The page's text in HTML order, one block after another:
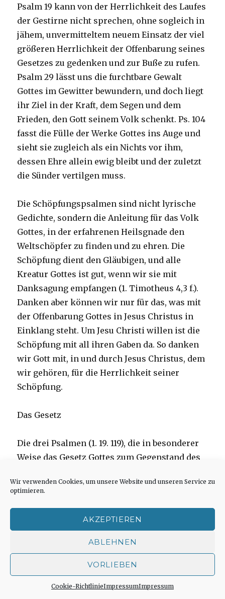
Wir verwenden Cookies, um unsere Website und unseren Service zu
optimieren.
AKZEPTIEREN
ABLEHNEN
VORLIEBEN
Cookie-RichtlinieImpressumImpressum
Psalm 19 kann von der Herrlichkeit des Laufes
der Gestirne nicht sprechen, ohne sogleich in
jähem, unvermitteltem neuem Einsatz der viel
größeren Herrlichkeit der Offenbarung seines
Gesetzes zu gedenken und zur Buße zu rufen.
Psalm 29 lässt uns die furchtbare Gewalt
Gottes im Gewitter bewundern, und doch liegt
ihr Ziel in der Kraft, dem Segen und dem
Frieden, den Gott seinem Volk schenkt. Ps. 104
fasst die Fülle der Werke Gottes ins Auge und
sieht sie zugleich als ein Nichts vor ihm,
dessen Ehre allein ewig bleibt und der zuletzt
die Sünder vertilgen muss.
Die Schöpfungspsalmen sind nicht lyrische
Gedichte, sondern die Anleitung für das Volk
Gottes, in der erfahrenen Heilsgnade den
Weltschöpfer zu finden und zu ehren. Die
Schöpfung dient den Gläubigen, und alle
Kreatur Gottes ist gut, wenn wir sie mit
Danksagung empfangen (1. Timotheus 4,3 f.).
Danken aber können wir nur für das, was mit
der Offenbarung Gottes in Jesus Christus in
Einklang steht. Um Jesu Christi willen ist die
Schöpfung mit all ihren Gaben da. So danken
wir Gott mit, in und durch Jesus Christus, dem
wir gehören, für die Herrlichkeit seiner
Schöpfung.
Das Gesetz
Die drei Psalmen (1. 19. 119), die in besonderer
Weise das Gesetz Gottes zum Gegenstand des
uns vor allem die Wohltat des Gesetzes vor
verstehen. Die Freude am Gesetz, an den
Geboten Gottes erfüllt uns, wenn Gott unserem
Leben durch Jesus Christus die große
Wendung gegeben hat. Dass Gott mir sein